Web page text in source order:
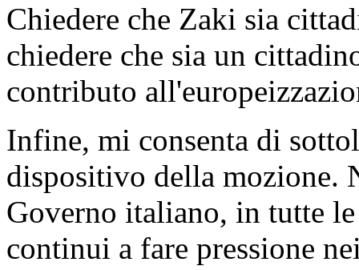
Chiedere che Zaki sia
chiedere che sia un
contributo
Infine, mi consenta di
dispositivo della mozione.
Governo italiano, in tutte
continui a fare pressione